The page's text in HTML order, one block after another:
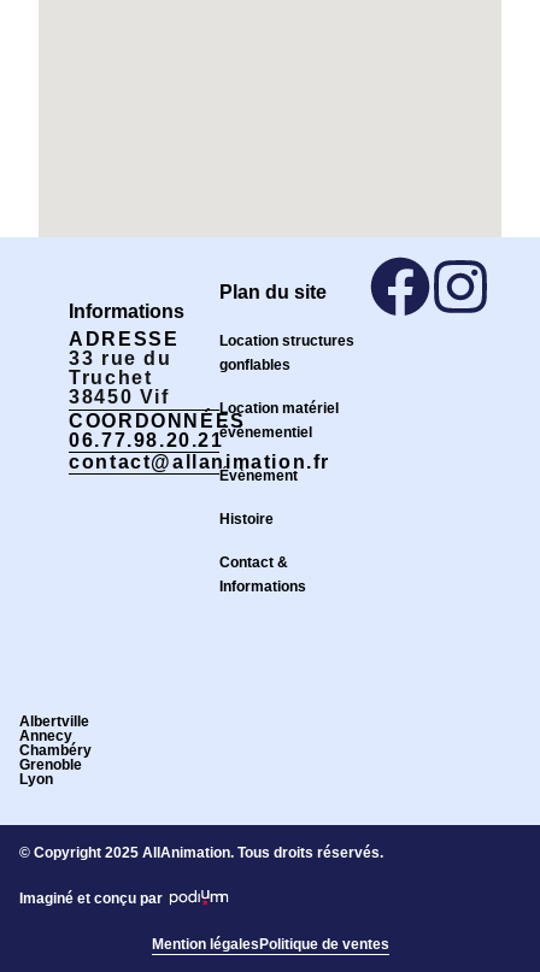
Informations
ADRESSE
33 rue du
Truchet
38450 Vif
COORDONNÉES
06.77.98.20.21
contact@allanimation.fr
Plan du site
Location structures
gonflables
Location matériel
événementiel
Évènement
Histoire
Contact &
Informations
Albertville
Annecy
Chambéry
Grenoble
Lyon
© Copyright 2025 AllAnimation. Tous droits réservés.
Imaginé et conçu par
Mention légalesPolitique de ventes